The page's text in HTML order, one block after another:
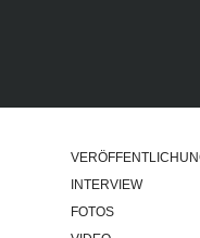
INTERVIEW
FOTOS